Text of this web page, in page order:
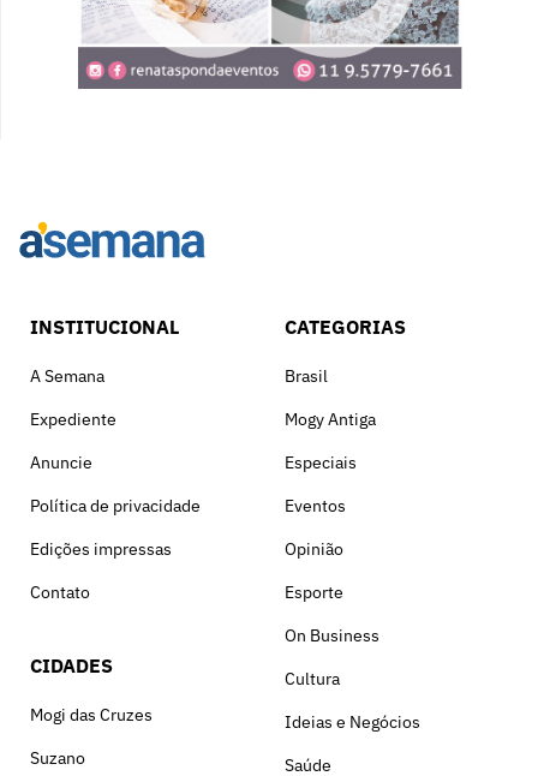
INSTITUCIONAL
A Semana
Expediente
Anuncie
Política de privacidade
Edições impressas
Contato
CIDADES
Mogi das Cruzes
Suzano
CATEGORIAS
Brasil
Mogy Antiga
Especiais
Eventos
Opinião
Esporte
On Business
Cultura
Ideias e Negócios
Saúde